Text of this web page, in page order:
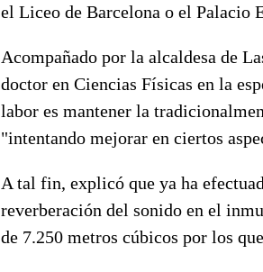
el Liceo de Barcelona o el Palacio
Acompañado por la alcaldesa de
doctor en Ciencias Físicas en la
labor es mantener la
"intentando mejorar en ciertos
A tal fin, explicó que ya ha
reverberación del sonido en el
de 7.250 metros cúbicos por los